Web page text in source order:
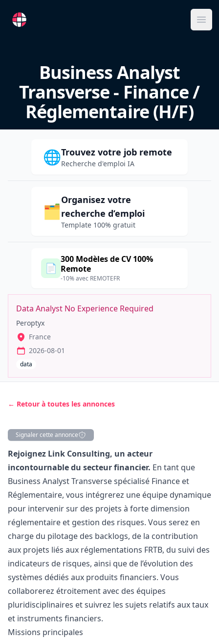
RemoteFR
Business Analyst
Transverse - Finance /
Réglementaire (H/F)
🌐Trouvez votre job remote
Recherche d'emploi IA
🗂️
Organisez votre
recherche d’emploi
Template 100% gratuit
📄
300 Modèles de CV 100%
Remote
-10% avec REMOTEFR
Data Analyst No Experience Required
Peroptyx
France
2026-08-01
data
← Retour à toutes les annonces
Signaler cette annonce
Description
Rejoignez Link Consulting, un acteur
incontournable du secteur financier. En tant que
Business Analyst Transverse spécialisé Finance et
Réglementaire, vous intégrerez une équipe dynamique
pour intervenir sur des projets à forte dimension
réglementaire et gestion des risques. Vous serez en
charge du pilotage des backlogs, de la contribution
aux projets liés aux réglementations FRTB, du suivi des
indicateurs de risques, ainsi que de l’évolution des
systèmes dédiés aux produits financiers. Vous
collaborerez étroitement avec des équipes
pluridisciplinaires et suivrez les sujets relatifs aux taux
et instruments financiers.
Missions principales